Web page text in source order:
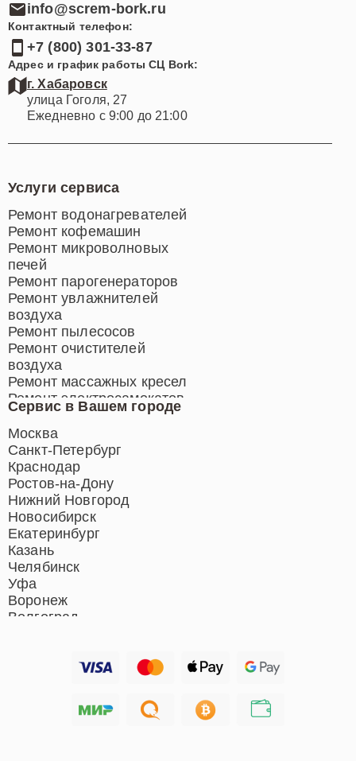
info@screm-bork.ru
Контактный телефон:
+7 (800) 301-33-87
Адрес и график работы СЦ Bork:
г. Хабаровск
улица Гоголя, 27
Ежедневно с 9:00 до 21:00
Сервис в Вашем городе
Москва
Санкт-Петербург
Краснодар
Ростов-на-Дону
Нижний Новгород
Новосибирск
Екатеринбург
Казань
Челябинск
Уфа
Воронеж
Волгоград
Хабаровск
Услуги сервиса
Ремонт водонагревателей
Ремонт кофемашин
Ремонт микроволновых
печей
Ремонт парогенераторов
Ремонт увлажнителей
воздуха
Ремонт пылесосов
Ремонт очистителей
воздуха
Ремонт массажных кресел
Ремонт электросамокатов
Ремонт индукционных плит
Ремонт роботов-пылесосов
Ремонт гладильных систем
Ремонт отпаривателей
Ремонт вертикальных
пылесосов